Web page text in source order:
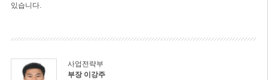
있습니다.
사업전략부
부장 이강주